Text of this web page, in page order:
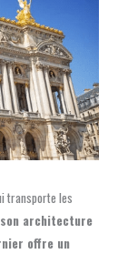
transporte les
architecture
offre un